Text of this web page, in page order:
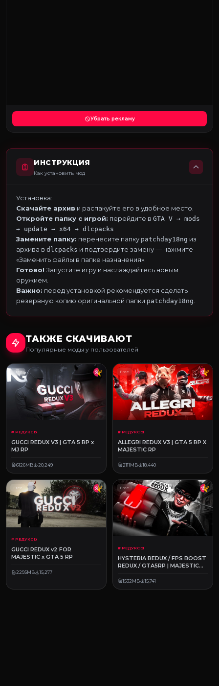
Убрать рекламу
ИНСТРУКЦИЯ
Как установить мод
Установка:
Скачайте архив и распакуйте его в удобное место.
Откройте папку с игрой: перейдите в GTA V → mods
→ update → x64 → dlcpacks
Замените папку: перенесите папку patchday18ng из
архива в dlcpacks и подтвердите замену — нажмите
«Заменить файлы в папке назначения».
Готово! Запустите игру и наслаждайтесь новым
оружием.
Важно: перед установкой рекомендуется сделать
резервную копию оригинальной папки patchday18ng
ТАКЖЕ СКАЧИВАЮТ
Популярные моды у пользователей
Free
# РЕДУКСЫ
GUCCI REDUX V3 | GTA 5 RP x
MJ RP
6126MB 20,249
Free
# РЕДУКСЫ
ALLEGRI REDUX V3 | GTA 5 RP X
MAJESTIC RP
2111MB 18,440
Free
# РЕДУКСЫ
GUCCI REDUX v2 FOR
MAJESTIC x GTA 5 RP
2295MB 15,277
Free
# РЕДУКСЫ
HYSTERIA REDUX / FPS BOOST
REDUX / GTA5RP | MAJESTIC
1532MB 15,741